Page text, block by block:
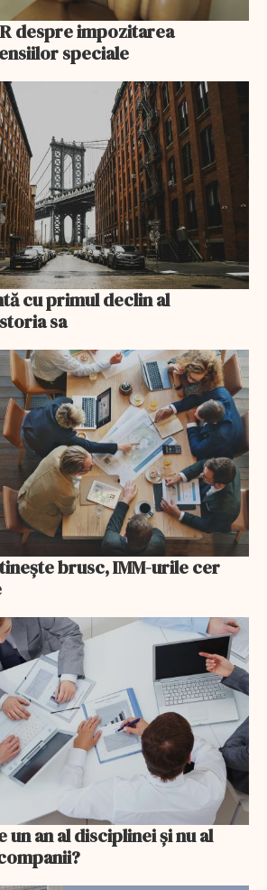
despre impozitarea
speciale
cu primul declin al
sa
brusc, IMM-urile cer
un an al disciplinei și nu al